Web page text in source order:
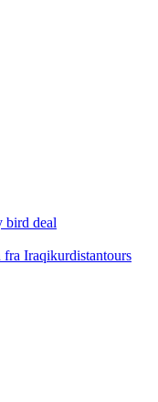
bird deal
Iraqikurdistantours